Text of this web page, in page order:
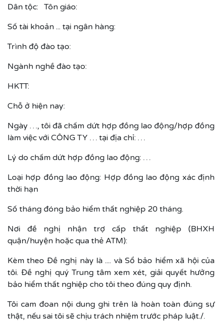
Dân tộc: Tôn giáo:
Số tài khoản ... tại ngân hàng:
Trình độ đào tạo:
Ngành nghề đào tạo:
HKTT:
Chỗ ở hiện nay:
Ngày …, tôi đã chấm dứt hợp đồng lao động/hợp đồng
làm việc với CÔNG TY … tại địa chỉ: …
Lý do chấm dứt hợp đồng lao động: …
Loại hợp đồng lao động: Hợp đồng lao động xác định
thời hạn
Số tháng đóng bảo hiểm thất nghiệp 20 tháng.
Nơi đề nghị nhận trợ cấp thất nghiệp (BHXH
quận/huyện hoặc qua thẻ ATM):
Kèm theo Đề nghị này là .... và Sổ bảo hiểm xã hội của
tôi. Đề nghị quý Trung tâm xem xét, giải quyết hưởng
bảo hiểm thất nghiệp cho tôi theo đúng quy định.
Tôi cam đoan nội dung ghi trên là hoàn toàn đúng sự
thật, nếu sai tôi sẽ chịu trách nhiệm trước pháp luật./.